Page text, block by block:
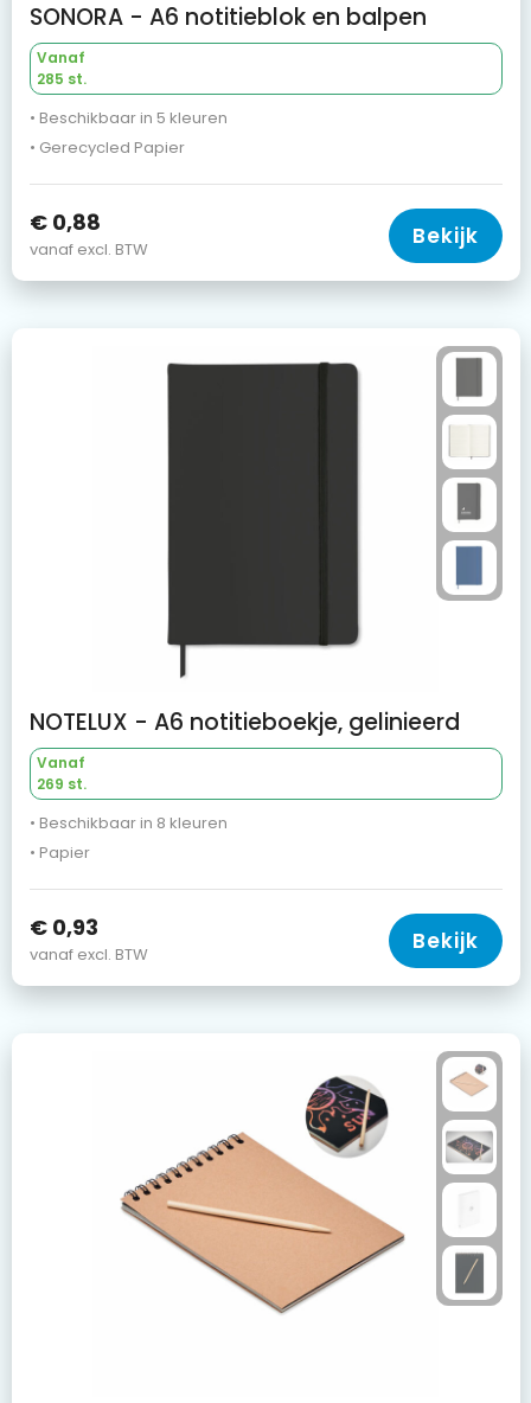
SONORA - A6 notitieblok en balpen
Vanaf
285 st.
• Beschikbaar in 5 kleuren
• Gerecycled Papier
€ 0,88
vanaf excl. BTW Bekijk
NOTELUX - A6 notitieboekje, gelinieerd
Vanaf
269 st.
• Beschikbaar in 8 kleuren
• Papier
€ 0,93
vanaf excl. BTW Bekijk